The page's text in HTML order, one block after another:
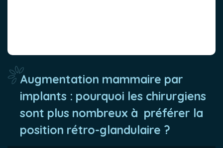
Augmentation mammaire par
implants : pourquoi les chirurgiens
sont plus nombreux à préférer la
position rétro-glandulaire ?